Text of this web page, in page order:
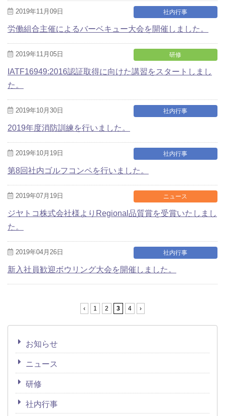
2019年11月09日 社内行事
労働組合主催によるバーベキュー大会を開催しました。
2019年11月05日 研修
IATF16949:2016認証取得に向けた講習をスタートしまし
た。
2019年10月30日 社内行事
2019年度消防訓練を行いました。
2019年10月19日 社内行事
第8回社内ゴルフコンペを行いました。
2019年07月19日 ニュース
ジヤトコ株式会社様よりRegional品質賞を受賞いたしまし
た。
2019年04月26日 社内行事
新入社員歓迎ボウリング大会を開催しました。
‹ 1 2 3 4 ›
お知らせ
ニュース
研修
社内行事